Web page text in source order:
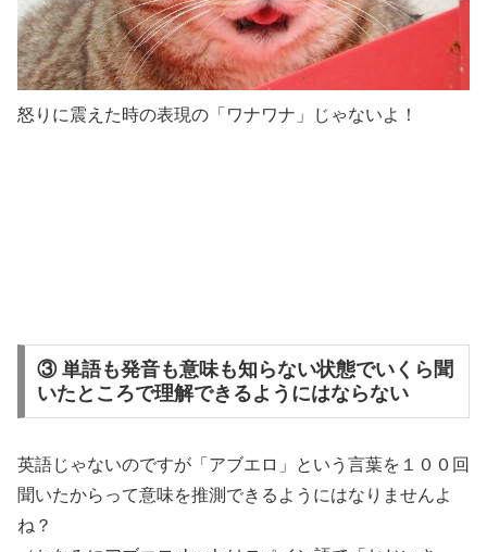
怒りに震えた時の表現の「ワナワナ」じゃないよ！
③ 単語も発音も意味も知らない状態でいくら聞
いたところで理解できるようにはならない
英語じゃないのですが 「アブエロ」という言葉を１００回
聞いたからって意味を推測できるようにはなりませんよ
ね？